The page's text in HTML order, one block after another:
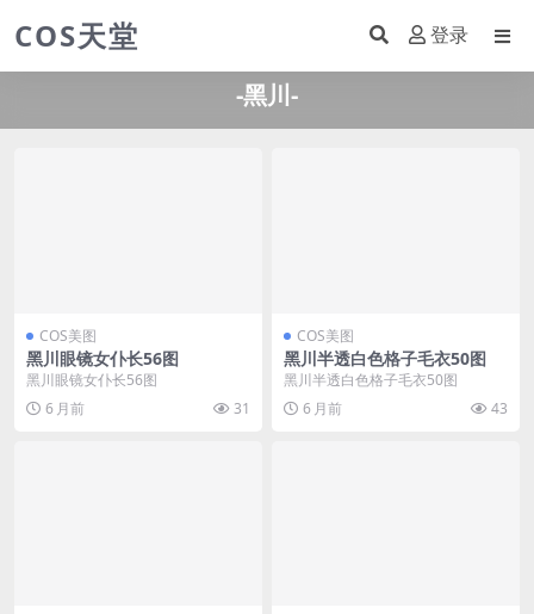
COS天堂 登录
-黑川-
COS美图
黑川眼镜女仆长56图
黑川眼镜女仆长56图
6 月前
31
COS美图
黑川半透白色格子毛衣50图
黑川半透白色格子毛衣50图
6 月前
43